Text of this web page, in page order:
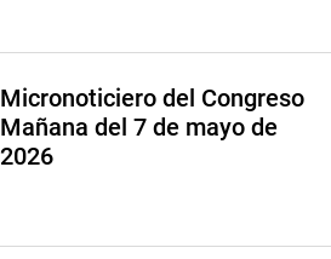
Micronoticiero del Congreso
Mañana del 7 de mayo de
2026